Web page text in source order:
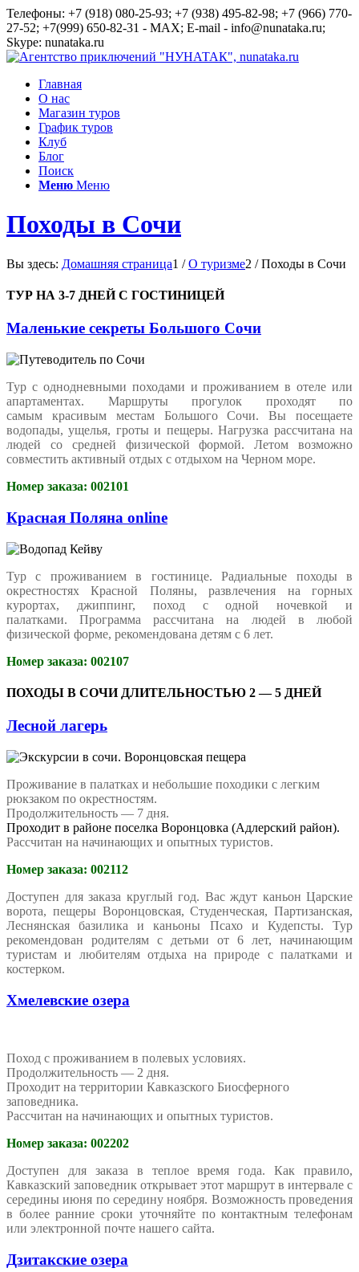
Телефоны: +7 (918) 080-25-93; +7 (938) 495-82-98; +7 (966) 770-
27-52; +7(999) 650-82-31 - MAX; E-mail - info@nunataka.ru;
Skype: nunataka.ru
Главная
О нас
Магазин туров
График туров
Клуб
Блог
Поиск
Меню Меню
Походы в Сочи
Вы здесь: Домашняя страница1 / О туризме2 / Походы в Сочи
ТУР НА 3-7 ДНЕЙ С ГОСТИНИЦЕЙ
Маленькие секреты Большого Сочи
Тур с однодневными походами и проживанием в отеле или
апартаментах. Маршруты прогулок проходят по
самым красивым местам Большого Сочи. Вы посещаете
водопады, ущелья, гроты и пещеры. Нагрузка рассчитана на
людей со средней физической формой. Летом возможно
совместить активный отдых с отдыхом на Черном море.
Номер заказа: 002101
Красная Поляна online
Тур с проживанием в гостинице. Радиальные походы в
окрестностях Красной Поляны, развлечения на горных
курортах, джиппинг, поход с одной ночевкой и
палатками. Программа рассчитана на людей в любой
физической форме, рекомендована детям с 6 лет.
Номер заказа: 002107
ПОХОДЫ В СОЧИ ДЛИТЕЛЬНОСТЬЮ 2 — 5 ДНЕЙ
Лесной лагерь
Проживание в палатках и небольшие походики с легким
рюкзаком по окрестностям.
Продолжительность — 7 дня.
Проходит в районе поселка Воронцовка (Адлерский район).
Рассчитан на начинающих и опытных туристов.
Номер заказа: 002112
Доступен для заказа круглый год. Вас ждут каньон Царские
ворота, пещеры Воронцовская, Студенческая, Партизанская,
Леснянская базилика и каньоны Псахо и Кудепсты. Тур
рекомендован родителям с детьми от 6 лет, начинающим
туристам и любителям отдыха на природе с палатками и
костерком.
Хмелевские озера
Поход с проживанием в полевых условиях.
Продолжительность — 2 дня.
Проходит на территории Кавказского Биосферного
заповедника.
Рассчитан на начинающих и опытных туристов.
Номер заказа: 002202
Доступен для заказа в теплое время года. Как правило,
Кавказский заповедник открывает этот маршрут в интервале с
середины июня по середину ноября. Возможность проведения
в более ранние сроки уточняйте по контактным телефонам
или электронной почте нашего сайта.
Дзитакские озера